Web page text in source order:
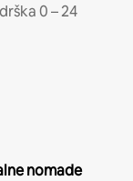
0 – 24
nomade